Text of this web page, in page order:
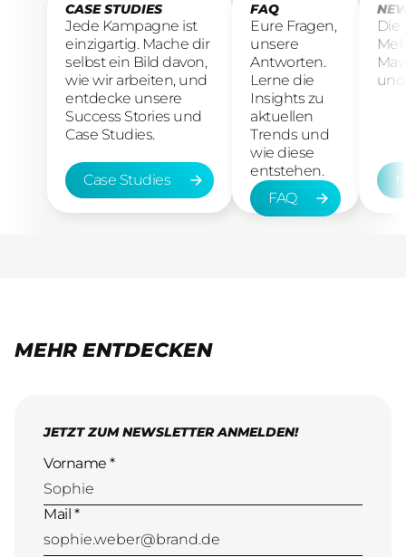
CASE STUDIES
Jede Kampagne ist
einzigartig. Mache dir
selbst ein Bild davon,
wie wir arbeiten, und
entdecke unsere
Success Stories und
Case Studies.
Case Studies
Case Studies
FAQ
Eure Fragen,
unsere
Antworten.
Lerne die
Insights zu
aktuellen
Trends und
wie diese
entstehen.
FAQ
FAQ
Die
MEHR ENTDECKEN
JETZT ZUM NEWSLETTER ANMELDEN!
Vorname *
Mail *